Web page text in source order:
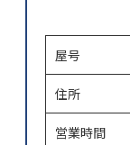
屋号
住所
営業時間